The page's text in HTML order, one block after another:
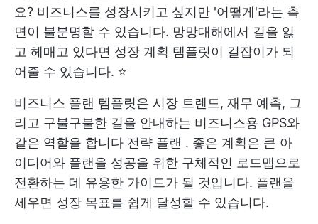
요? 비즈니스를 성장시키고 싶지만 '어떻게'라는 측
면이 불분명할 수 있습니다. 망망대해에서 길을 잃
고 헤매고 있다면 성장 계획 템플릿이 길잡이가 되
어줄 수 있습니다. ⭐
비즈니스 플랜 템플릿은 시장 트렌드, 재무 예측, 그
리고 구불구불한 길을 안내하는 비즈니스용 GPS와
같은 역할을 합니다 전략 플랜 . 좋은 계획은 큰 아
이디어와 플랜을 성공을 위한 구체적인 로드맵으로
전환하는 데 유용한 가이드가 될 것입니다. 플랜을
세우면 성장 목표를 쉽게 달성할 수 있습니다.